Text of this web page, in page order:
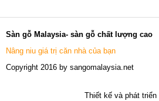
Sàn gỗ Malaysia- sàn gỗ chất lượng cao
Nâng niu giá trị căn nhà của bạn
Copyright 2016 by sangomalaysia.net
Thiết kế và phát triển